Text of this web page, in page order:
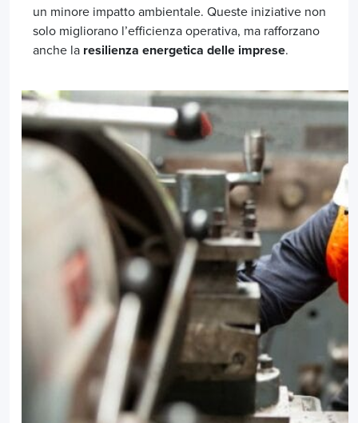
un minore impatto ambientale. Queste iniziative non
solo migliorano l’efficienza operativa, ma rafforzano
anche la resilienza energetica delle imprese.